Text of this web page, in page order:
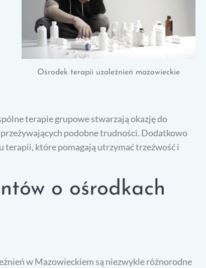
Ośrodek terapii uzależnień mazowieckie
terapie grupowe stwarzają okazję do
podobne trudności. Dodatkowo
terapii, które pomagają utrzymać trzeźwość i
o ośrodkach
w Mazowieckiem są niezwykle różnorodne